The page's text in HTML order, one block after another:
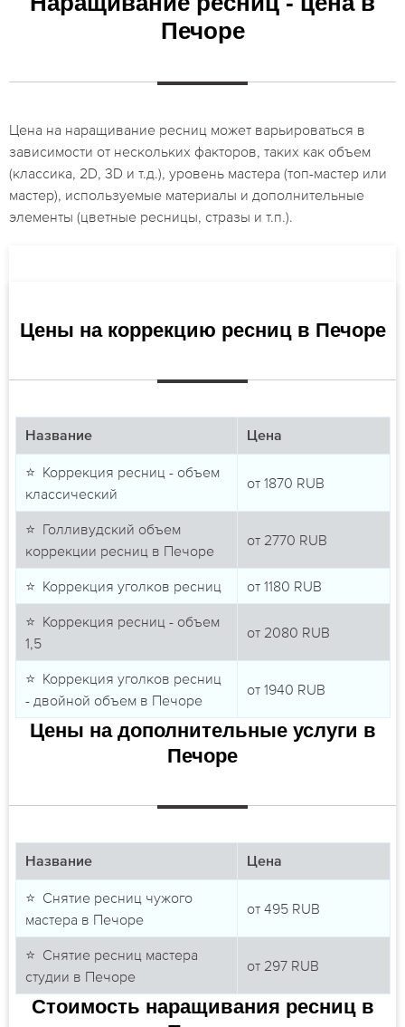
Печоре
Цена на наращивание ресниц может варьироваться в
зависимости от нескольких факторов, таких как объем
(классика, 2D, 3D и т.д.), уровень мастера (топ-мастер или
мастер), используемые материалы и дополнительные
элементы (цветные ресницы, стразы и т.п.).
Цены на коррекцию ресниц в Печоре
Название Цена
⭐ Коррекция ресниц - объем
классический
от 1870 RUB
⭐ Голливудский объем
коррекции ресниц в Печоре
от 2770 RUB
⭐ Коррекция уголков ресниц от 1180 RUB
⭐ Коррекция ресниц - объем
1,5
от 2080 RUB
⭐ Коррекция уголков ресниц
- двойной объем в Печоре
от 1940 RUB
Цены на дополнительные услуги в
Печоре
Название Цена
⭐ Снятие ресниц чужого
мастера в Печоре
от 495 RUB
⭐ Снятие ресниц мастера
студии в Печоре
от 297 RUB
Стоимость наращивания ресниц в